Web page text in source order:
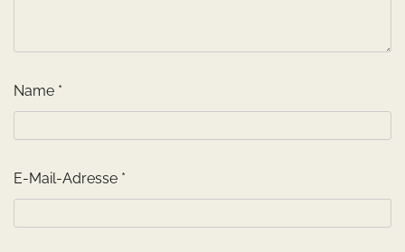
Name *
E-Mail-Adresse *